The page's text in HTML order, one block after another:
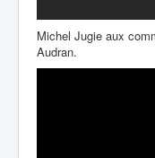
Michel Jugie aux
Audran.